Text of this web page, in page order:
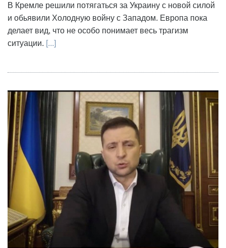
В Кремле решили потягаться за Украину с новой силой
и обьявили Холодную войну с Западом. Европа пока
делает вид, что не особо понимает весь трагизм
ситуации. [...]